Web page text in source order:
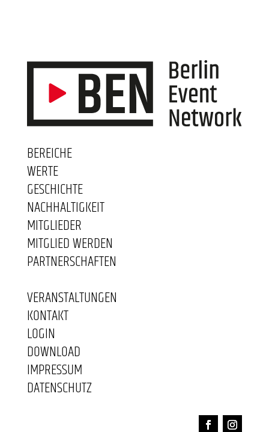
BEREICHE
WERTE
GESCHICHTE
NACHHALTIGKEIT
MITGLIEDER
MITGLIED WERDEN
PARTNERSCHAFTEN
VERANSTALTUNGEN
KONTAKT
LOGIN
DOWNLOAD
IMPRESSUM
DATENSCHUTZ